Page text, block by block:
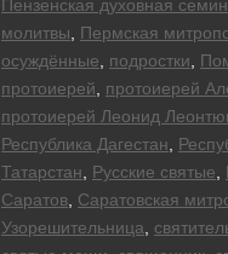
Пензенская духовная
молитвы
Пермская
осуждённые
подростки
протоиерей
протоиерей
протоиерей Леонид
Республика Дагестан
Татарстан
Русские святые
Саратов Саратовская
Узорешительница